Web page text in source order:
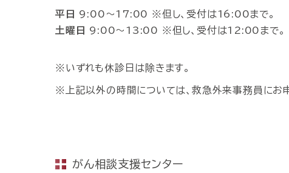
平日
9:00～17:00 ※但し、受付は16:00まで。
土曜日
9:00～13:00 ※但し、受付は12:00まで。
いずれも休診日は除きます。
上記以外の時間については、救急外来事務員にお
がん相談支援センター